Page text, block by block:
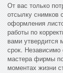
От вас только
отсылку снимков
оформления
работы по
вами утвердится
срок. Независимо
мастера фирмы
моментах жизни